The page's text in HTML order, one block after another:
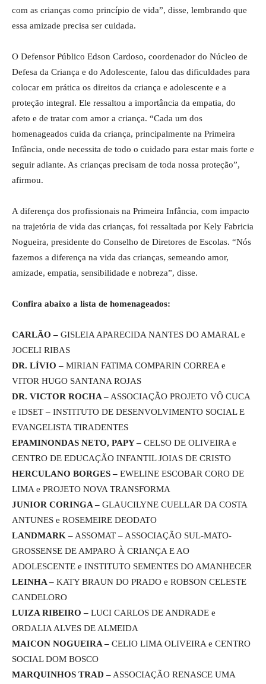
com as crianças como princípio de vida”, disse, lembrando que
essa amizade precisa ser cuidada.
O Defensor Público Edson Cardoso, coordenador do Núcleo de
Defesa da Criança e do Adolescente, falou das dificuldades para
colocar em prática os direitos da criança e adolescente e a
proteção integral. Ele ressaltou a importância da empatia, do
afeto e de tratar com amor a criança. “Cada um dos
homenageados cuida da criança, principalmente na Primeira
Infância, onde necessita de todo o cuidado para estar mais forte e
seguir adiante. As crianças precisam de toda nossa proteção”,
afirmou.
A diferença dos profissionais na Primeira Infância, com impacto
na trajetória de vida das crianças, foi ressaltada por Kely Fabricia
Nogueira, presidente do Conselho de Diretores de Escolas. “Nós
fazemos a diferença na vida das crianças, semeando amor,
amizade, empatia, sensibilidade e nobreza”, disse.
Confira abaixo a lista de homenageados:
CARLÃO – GISLEIA APARECIDA NANTES DO AMARAL e
JOCELI RIBAS
DR. LÍVIO – MIRIAN FATIMA COMPARIN CORREA e
VITOR HUGO SANTANA ROJAS
DR. VICTOR ROCHA – ASSOCIAÇÃO PROJETO VÔ CUCA
e IDSET – INSTITUTO DE DESENVOLVIMENTO SOCIAL E
EVANGELISTA TIRADENTES
EPAMINONDAS NETO, PAPY – CELSO DE OLIVEIRA e
CENTRO DE EDUCAÇÃO INFANTIL JOIAS DE CRISTO
HERCULANO BORGES – EWELINE ESCOBAR CORO DE
LIMA e PROJETO NOVA TRANSFORMA
JUNIOR CORINGA – GLAUCILYNE CUELLAR DA COSTA
ANTUNES e ROSEMEIRE DEODATO
LANDMARK – ASSOMAT – ASSOCIAÇÃO SUL-MATO-
GROSSENSE DE AMPARO À CRIANÇA E AO
ADOLESCENTE e INSTITUTO SEMENTES DO AMANHECER
LEINHA – KATY BRAUN DO PRADO e ROBSON CELESTE
CANDELORO
LUIZA RIBEIRO – LUCI CARLOS DE ANDRADE e
ORDALIA ALVES DE ALMEIDA
MAICON NOGUEIRA – CELIO LIMA OLIVEIRA e CENTRO
SOCIAL DOM BOSCO
MARQUINHOS TRAD – ASSOCIAÇÃO RENASCE UMA